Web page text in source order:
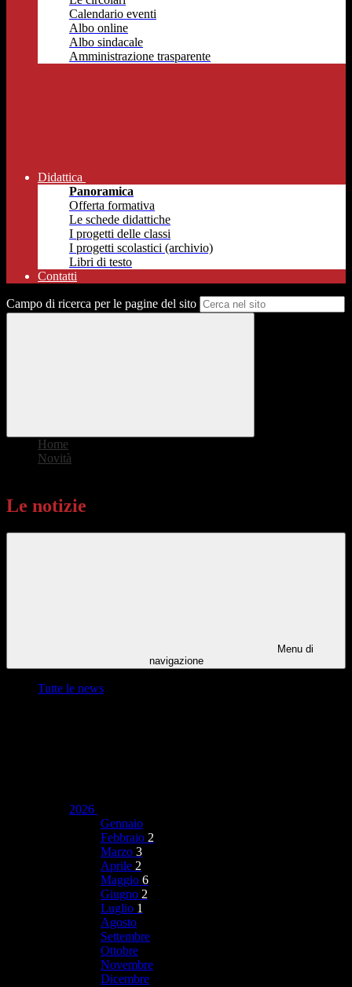
Calendario eventi
Albo online
Albo sindacale
Amministrazione trasparente
Didattica
Panoramica
Offerta formativa
Le schede didattiche
I progetti delle classi
I progetti scolastici (archivio)
Libri di testo
Contatti
Campo di ricerca per le pagine del sito
Home
Novità
Le notizie
Menu di
navigazione
Tutte le news
2026
Gennaio
Febbraio 2
Marzo 3
Aprile 2
Maggio 6
Giugno 2
Luglio 1
Agosto
Settembre
Ottobre
Novembre
Dicembre